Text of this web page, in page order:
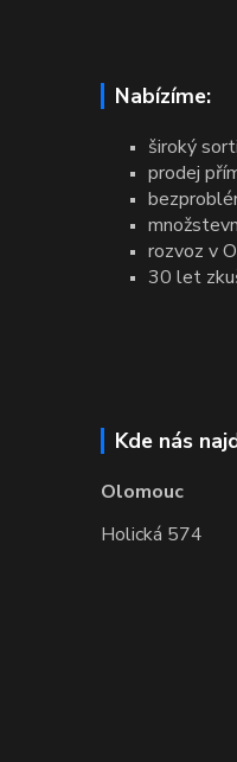
Nabízíme:
široký
prodej
rozvoz v
30 let
Kde nás
Olomouc
Holická 574